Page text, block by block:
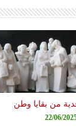
من بقايا وطن
22/06/